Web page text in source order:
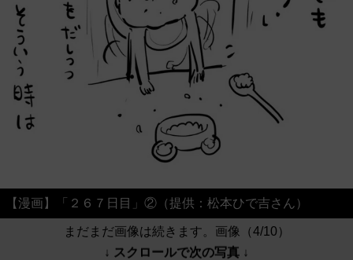
【漫画】「２６７日目」②（提供：松本ひで吉さん）
まだまだ画像は続きます。画像（4/10）
↓ スクロールで次の写真 ↓